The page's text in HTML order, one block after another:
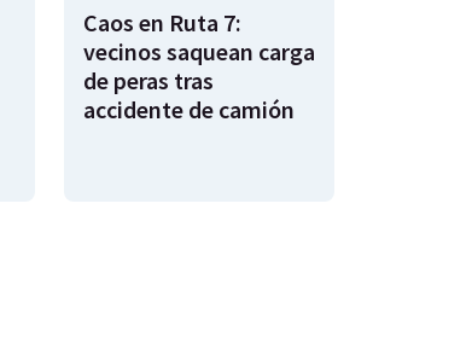
Caos en Ruta 7:
vecinos saquean carga
de peras tras
accidente de camión